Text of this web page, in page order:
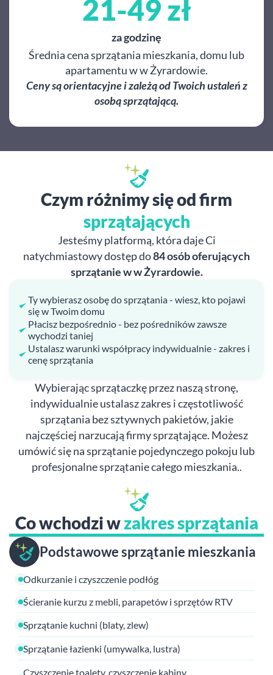
21-49 zł
za godzinę
Średnia cena sprzątania mieszkania, domu lub
apartamentu w w Żyrardowie.
Ceny są orientacyjne i zależą od Twoich ustaleń z
osobą sprzątającą.
Czym różnimy się od firm
sprzątających
Jesteśmy platformą, która daje Ci
natychmiastowy dostęp do84 osób oferujących
sprzątanie w w Żyrardowie.
Ty wybierasz osobę do sprzątania - wiesz, kto pojawi
się w Twoim domu
Płacisz bezpośrednio - bez pośredników zawsze
wychodzi taniej
Ustalasz warunki współpracy indywidualnie - zakres i
cenę sprzątania
Wybierając sprzątaczkę przez naszą stronę,
indywidualnie ustalasz zakres i częstotliwość
sprzątania bez sztywnych pakietów, jakie
najczęściej narzucają firmy sprzątające. Możesz
umówić się na sprzątanie pojedynczego pokoju lub
profesjonalne sprzątanie całego mieszkania..
Co wchodzi wzakres sprzątania
Podstawowe sprzątanie mieszkania
Odkurzanie i czyszczenie podłóg
Ścieranie kurzu z mebli, parapetów i sprzętów RTV
Sprzątanie kuchni (blaty, zlew)
Sprzątanie łazienki (umywalka, lustra)
Czyszczenie toalety, czyszczenie kabiny